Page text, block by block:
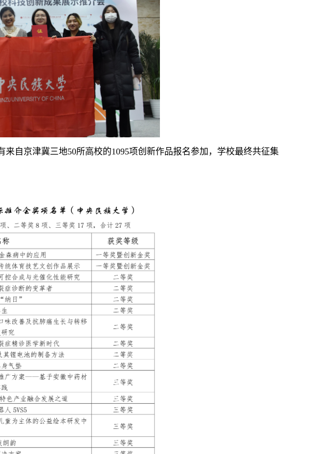
京津冀三地50所高校的1095项创新作品报名参加，学校最终共征集